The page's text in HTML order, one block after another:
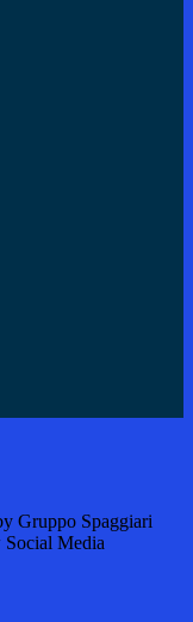
Gruppo Spaggiari
Media